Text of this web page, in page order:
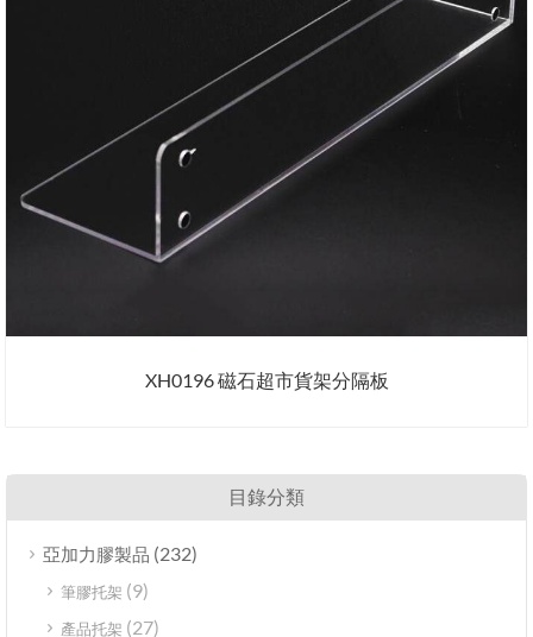
XH0196 磁石超市貨架分隔板
目錄分類
亞加力膠製品 (232)
筆膠托架 (9)
產品托架 (27)